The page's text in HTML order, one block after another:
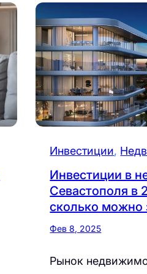
Инвестиции,
Инвестиции в
Севастополя в
сколько можно
Фев 8, 2025
Рынок